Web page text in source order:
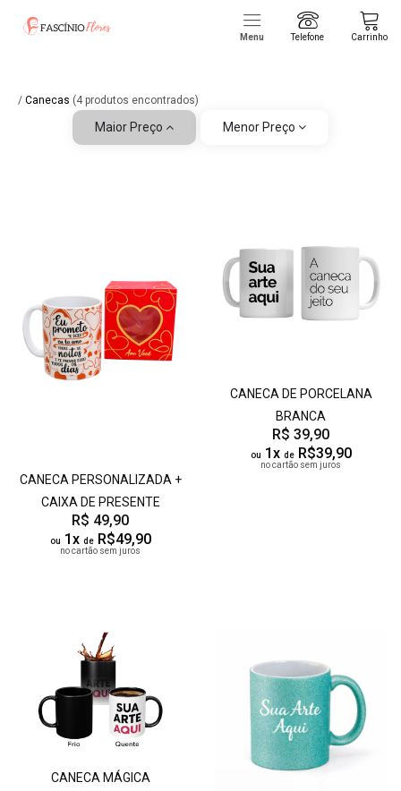
Menu Telefone Carrinho
/ Canecas (4 produtos encontrados)
Maior Preço Menor Preço
CANECA PERSONALIZADA +
CAIXA DE PRESENTE
R$ 49,90
ou 1x de R$49,90
no cartão sem juros
CANECA DE PORCELANA
BRANCA
R$ 39,90
ou 1x de R$39,90
no cartão sem juros
CANECA MÁGICA